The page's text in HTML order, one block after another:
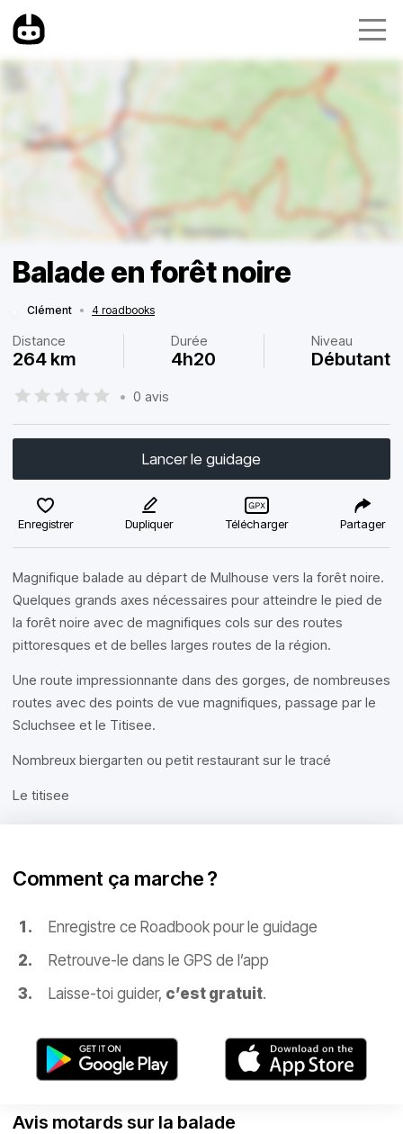
Balade en forêt noire
Clément • 4 roadbooks
Distance
264 km
Durée
4h20
Niveau
Débutant
• 0 avis
Lancer le guidage
Enregistrer Dupliquer Télécharger Partager
Magnifique balade au départ de Mulhouse vers la forêt noire.
Quelques grands axes nécessaires pour atteindre le pied de
la forêt noire avec de magnifiques cols sur des routes
pittoresques et de belles larges routes de la région.
Une route impressionnante dans des gorges, de nombreuses
routes avec des points de vue magnifiques, passage par le
Scluchsee et le Titisee.
Nombreux biergarten ou petit restaurant sur le tracé
Le titisee
Comment ça marche ?
Enregistre ce Roadbook pour le guidage
Retrouve-le dans le GPS de l’app
Laisse-toi guider, c’est gratuit.
Avis motards sur la balade